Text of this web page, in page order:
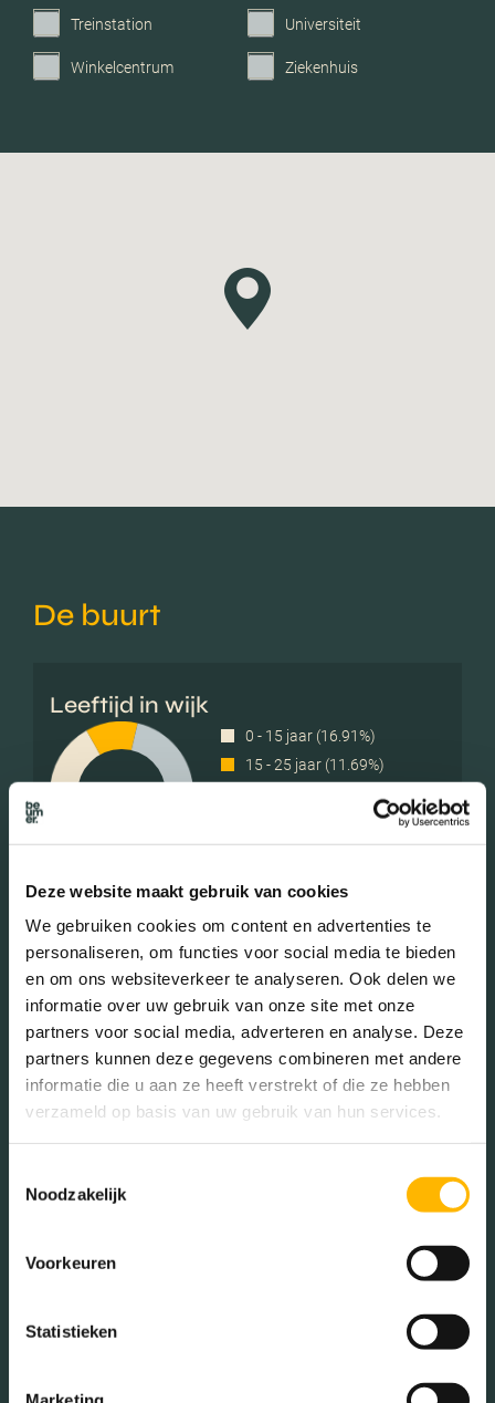
Deze website maakt gebruik van cookies
We gebruiken cookies om content en advertenties te
personaliseren, om functies voor social media te bieden
en om ons websiteverkeer te analyseren. Ook delen we
informatie over uw gebruik van onze site met onze
partners voor social media, adverteren en analyse. Deze
partners kunnen deze gegevens combineren met andere
informatie die u aan ze heeft verstrekt of die ze hebben
verzameld op basis van uw gebruik van hun services.
Noodzakelijk
Voorkeuren
Statistieken
Treinstation Universiteit
Winkelcentrum Ziekenhuis
De buurt
Leeftijd in wijk
0 - 15 jaar (16.91%)
15 - 25 jaar (11.69%)
45 - 65 jaar (33.16%)
65+ jaar (17.28%)
Geslacht
Vrouwen (51.21%)
Gezinnen met kinderen
Zonder kinderen (32.12%)